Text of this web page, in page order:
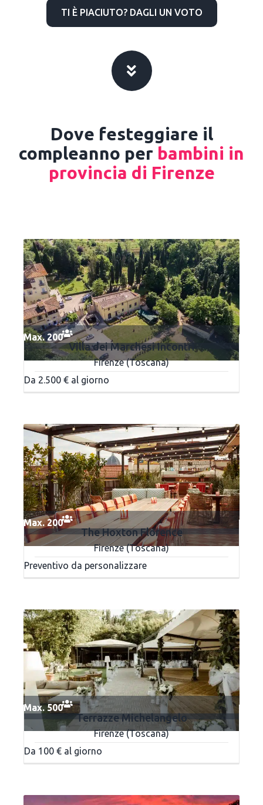
TI È PIACIUTO? DAGLI UN VOTO
Dove festeggiare il
compleanno per bambini in
provincia di Firenze
Max. 200
Villa dei Marchesi Incontri
Firenze (Toscana)
Da 2.500 € al giorno
Max. 200
The Hoxton Florence
Firenze (Toscana)
Preventivo da personalizzare
Max. 500
Terrazze Michelangelo
Firenze (Toscana)
Da 100 € al giorno